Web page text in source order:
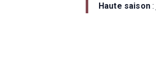
Haute saison: